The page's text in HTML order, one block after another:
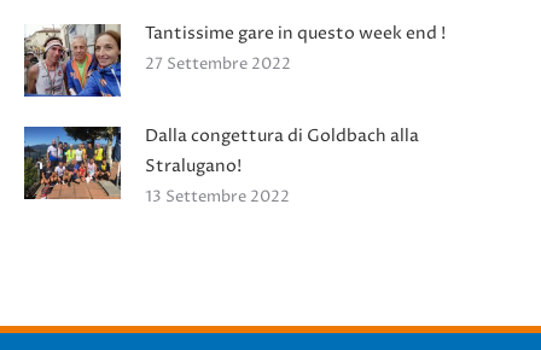
Tantissime gare in questo week end !
27 Settembre 2022
Dalla congettura di Goldbach alla
Stralugano!
13 Settembre 2022